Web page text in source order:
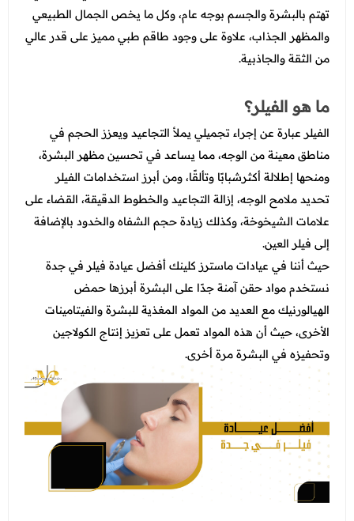
تهتم بالبشرة والجسم بوجه عام، وكل ما يخص الجمال الطبيعي
والمظهر الجذاب، علاوة على وجود طاقم طبي مميز على قدر عالي
من الثقة والجاذبية.
ما هو الفيلر؟
الفيلر عبارة عن إجراء تجميلي يملأ التجاعيد ويعزز الحجم في
مناطق معينة من الوجه، مما يساعد في تحسين مظهر البشرة،
ومنحها إطلالة أكثرشبابًا وتألقًا، ومن أبرز استخدامات الفيلر
تحديد ملامح الوجه، إزالة التجاعيد والخطوط الدقيقة، القضاء على
علامات الشيخوخة، وكذلك زيادة حجم الشفاه والخدود بالإضافة
إلى فيلر العين.
حيث أننا في عيادات ماسترز كلينك أفضل عيادة فيلر في جدة
نستخدم مواد حقن آمنة جدًا على البشرة أبرزها حمض
الهيالورنيك مع العديد من المواد المغذية للبشرة والفيتامينات
الأخرى، حيث أن هذه المواد تعمل على تعزيز إنتاج الكولاجين
وتحفيزه في البشرة مرة أخرى.